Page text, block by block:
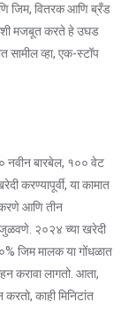
जिम, वितरक आणि ब्रँड
कशी मजबूत करते हे उघड
व्हा, एक-स्टॉप
नवीन बारबेल, १०० वेट
करण्यापूर्वी, या कामात
आणि तीन
जुळवणे. २०२४ च्या खरेदी
जिम मालक या गोंधळात
करावा लागतो. आता,
काही मिनिटांत